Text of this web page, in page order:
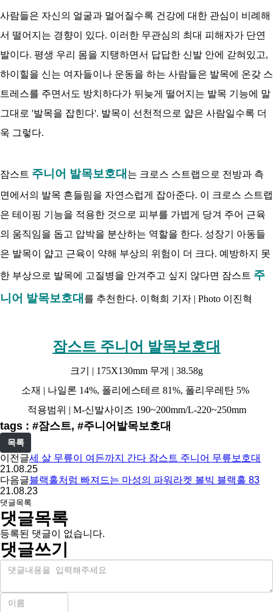
사람들은 자신의 얼굴과 멀어질수록 건강에 대한 관심이 비례해
서 떨어지는 경향이 있다. 이러한 무관심의 최대 피해자가 단연
발이다. 평생 우리 몸을 지탱하면서 답답한 신발 안에 갇혀있고,
하이힐을 신는 여자들이나 운동을 하는 사람들은 발목에 온갖 스
트레스를 주면서도 방치하다가 뒤늦게 떨어지는 발목 기능에 말
그대로 '발목을 잡힌다'. 발목이 선천적으로 얇은 사람일수록 더
욱 그렇다.
잠스트 주니어 발목보호대 는 크로스 스트랩으로 전방과 측
면에서의 발목 흔들림을 자연스럽게 잡아준다. 이 크로스 스트랩
은 테이핑 기능을 적용한 것으로 피부를 가볍게 당겨 주어 근육
의 움직임을 돕고 압박을 분산하는 역할을 한다. 성장기 아동들
은 발목이 얇고 근육이 약해 부상의 위험이 더 크다. 예방하지 못
한 부상으로 발목에 고질병을 안겨주고 싶지 않다면 잠스트 주
니어 발목보호대 를 추천한다. 이혁희 기자 | Photo 이진혁
잠스트 주니어 발목보호대
크기 | 175X130mm 무게 | 38.58g
소재 | 나일론 14%, 폴리에스테르 81%, 폴리우레탄 5%
적용범위 | M-신발사이즈 190~200mm/L-220~250mm
tags : #잠스트, #주니어발목보호대
목록
이전글세 살 무릎이 여든까지 간다 잠스트 주니어 무릎보호대
21.08.25
다음글블랙홀처럼 빠져드는 마성의 파워라켓 볼빅 블랙홀 83
21.08.23
댓글목록
댓글목록
등록된 댓글이 없습니다.
댓글쓰기
내
이